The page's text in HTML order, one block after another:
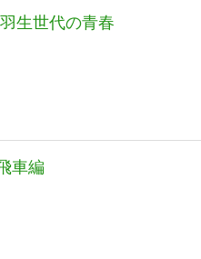
生世代の青春
車編